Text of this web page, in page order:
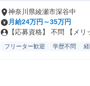
神奈川県綾瀬市深谷中
月給24万円～35万円
【応募資格】 不問 【メ
フリーター歓迎 学歴不問